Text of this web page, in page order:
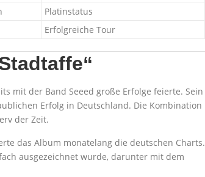
Platinstatus
Erfolgreiche Tour
mit der Band Seeed große Erfolge feierte. Sein
Erfolg in Deutschland. Die Kombination
der Zeit.
das Album monatelang die deutschen Charts.
ausgezeichnet wurde, darunter mit dem